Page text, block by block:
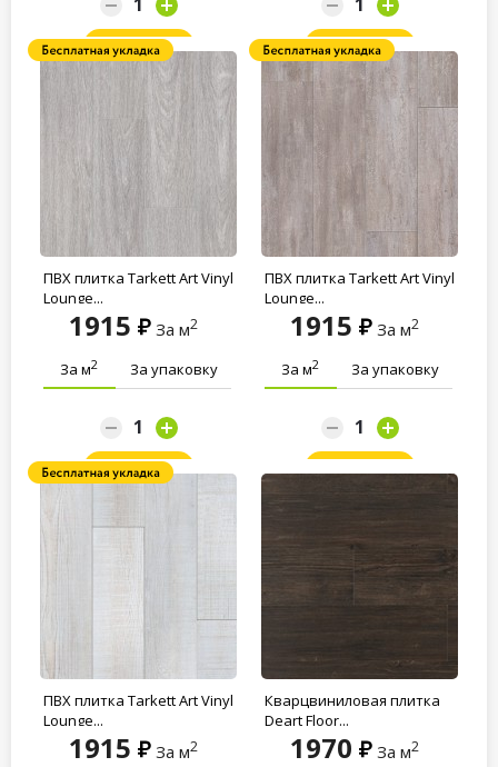
Заказать Заказать
ПВХ плитка Tarkett Art Vinyl
Lounge...
1915 За м2
За м2 За упаковку
Заказать
ПВХ плитка Tarkett Art Vinyl
Lounge...
1915 За м2
За м2 За упаковку
ПВХ плитка Tarkett Art Vinyl
Lounge...
1915 За м2
Кварцвиниловая плитка
Deart Floor...
1970 За м2